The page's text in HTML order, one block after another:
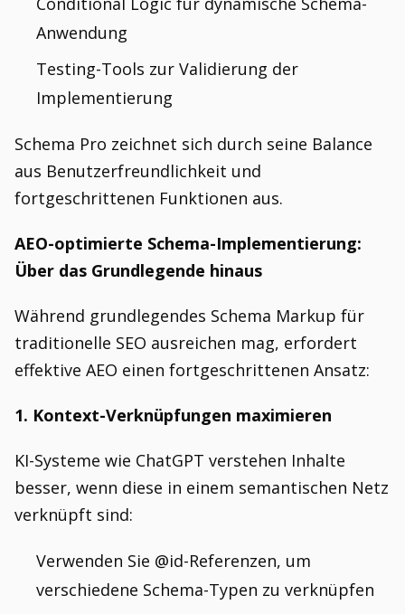
Anwendung
Testing-Tools zur Validierung der
Implementierung
Schema Pro zeichnet sich durch seine Balance
aus Benutzerfreundlichkeit und
fortgeschrittenen Funktionen aus.
AEO-optimierte Schema-Implementierung:
Über das Grundlegende hinaus
Während grundlegendes Schema Markup für
traditionelle SEO ausreichen mag, erfordert
effektive AEO einen fortgeschrittenen Ansatz:
1. Kontext-Verknüpfungen maximieren
KI-Systeme wie ChatGPT verstehen Inhalte
besser, wenn diese in einem semantischen Netz
verknüpft sind:
Verwenden Sie @id-Referenzen, um
verschiedene Schema-Typen zu verknüpfen